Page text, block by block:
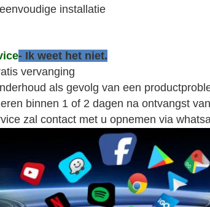
installatie
- Ik weet het niet.
vervanging
als gevolg van een
binnen 1 of 2 dagen na ontvangst
zal contact met u opnemen via